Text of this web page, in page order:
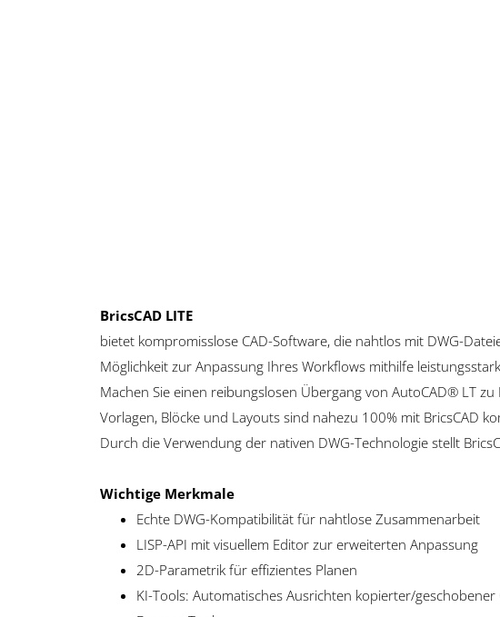
BricsCAD LITE
bietet kompromisslose CAD-Software, die nahtlos mit DWG-
Möglichkeit zur Anpassung Ihres Workflows mithilfe
Machen Sie einen reibungslosen Übergang von AutoCAD® LT
Vorlagen, Blöcke und Layouts sind nahezu 100% mit BricsCAD
Durch die Verwendung der nativen DWG-Technologie stellt
Wichtige Merkmale
Echte DWG-Kompatibilität für nahtlose Zusammenarbeit
LISP-API mit visuellem Editor zur erweiterten Anpassung
2D-Parametrik für effizientes Planen
KI-Tools: Automatisches Ausrichten kopierter/geschobener